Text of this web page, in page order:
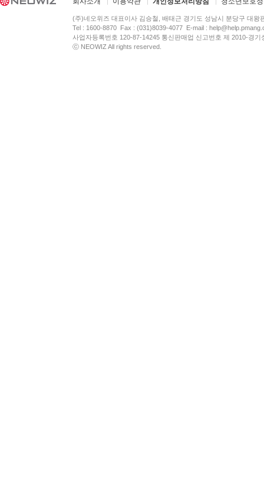
(주)네오위즈 대표이사 김승철, 배태근 경기도 성남시 분당구 대왕
Tel : 1600-8870 Fax : (031)8039-4077 E-mail :
사업자등록번호 120-87-14245 통신판매업 신고번호 제 2010-경
ⓒ NEOWIZ All rights reserved.